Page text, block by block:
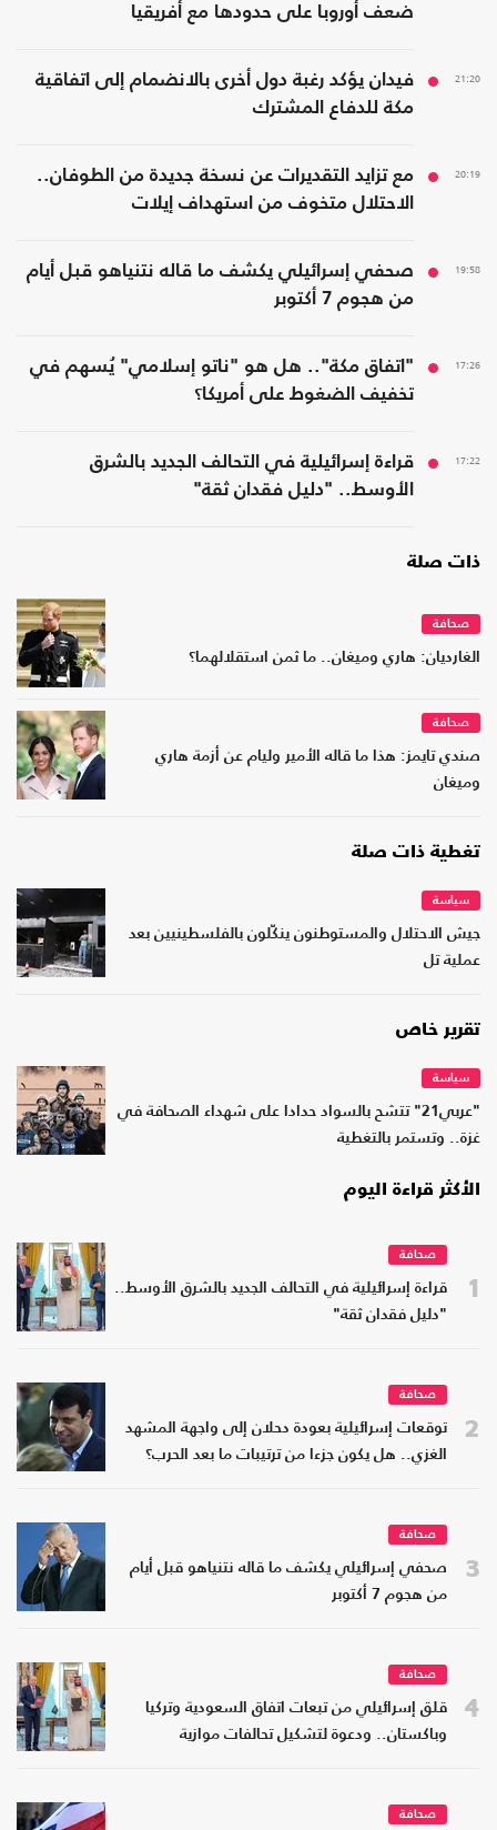
ضعف أوروبا على حدودها مع أفريقيا
21:20
فيدان يؤكد رغبة دول أخرى بالانضمام إلى اتفاقية
مكة للدفاع المشترك
20:19
مع تزايد التقديرات عن نسخة جديدة من الطوفان..
الاحتلال متخوف من استهداف إيلات
19:58
صحفي إسرائيلي يكشف ما قاله نتنياهو قبل أيام
من هجوم 7 أكتوبر
17:26
"اتفاق مكة".. هل هو "ناتو إسلامي" يُسهم في
تخفيف الضغوط على أمريكا؟
17:22
قراءة إسرائيلية في التحالف الجديد بالشرق
الأوسط.. "دليل فقدان ثقة"
ذات صلة
صحافة
الغارديان: هاري وميغان.. ما ثمن استقلالهما؟
صحافة
صندي تايمز: هذا ما قاله الأمير وليام عن أزمة هاري
وميغان
تغطية ذات صلة
سياسة
جيش الاحتلال والمستوطنون ينكّلون بالفلسطينيين بعد
عملية تل
تقرير خاص
سياسة
"عربي21" تتشح بالسواد حدادا على شهداء الصحافة في
غزة.. وتستمر بالتغطية
الأكثر قراءة اليوم
1
صحافة
قراءة إسرائيلية في التحالف الجديد بالشرق الأوسط..
"دليل فقدان ثقة"
2
صحافة
توقعات إسرائيلية بعودة دحلان إلى واجهة المشهد
الغزي.. هل يكون جزءا من ترتيبات ما بعد الحرب؟
3
صحافة
صحفي إسرائيلي يكشف ما قاله نتنياهو قبل أيام
من هجوم 7 أكتوبر
4
صحافة
قلق إسرائيلي من تبعات اتفاق السعودية وتركيا
وباكستان.. ودعوة لتشكيل تحالفات موازية
صحافة